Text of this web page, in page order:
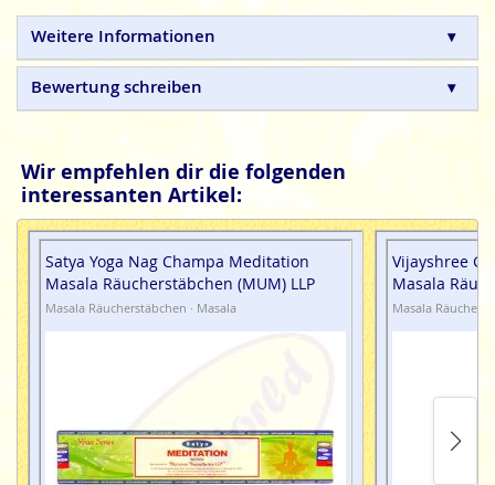
Weitere Informationen
Bewertung schreiben
Wir empfehlen dir die folgenden
interessanten Artikel:
Satya Yoga Nag Champa Meditation
Masala Räucherstäbchen (MUM) LLP
Masala Räucherstäbchen · Masala
Vijayshree
Masala
Masala